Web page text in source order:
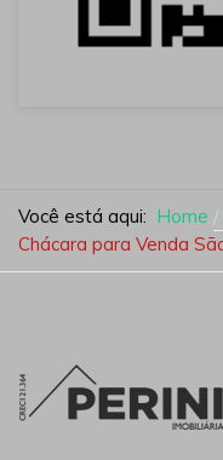
Você está aqui: Home
Chácara para Venda